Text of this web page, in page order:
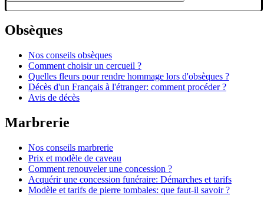
Obsèques
Nos conseils obsèques
Comment choisir un cercueil ?
Quelles fleurs pour rendre hommage lors d'obsèques ?
Décès d'un Français à l'étranger: comment procéder ?
Avis de décès
Marbrerie
Nos conseils marbrerie
Prix et modèle de caveau
Comment renouveler une concession ?
Acquérir une concession funéraire: Démarches et tarifs
Modèle et tarifs de pierre tombales: que faut-il savoir ?